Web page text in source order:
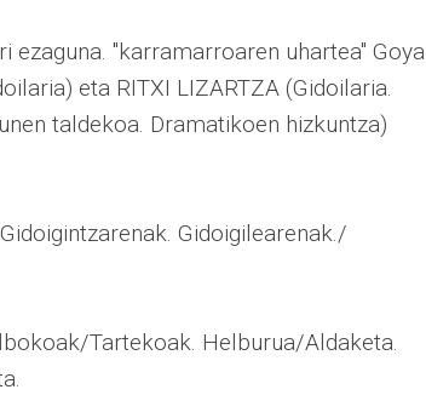
ezaguna. "karramarroaren uhartea" Goya
eta RITXI LIZARTZA (Gidoilaria.
taldekoa. Dramatikoen hizkuntza)
Gidoigilearenak./
Tartekoak. Helburua/Aldaketa.